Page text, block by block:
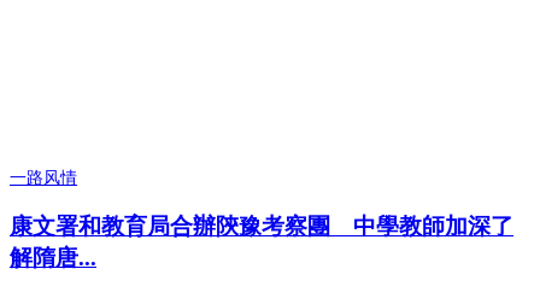
一路风情
康文署和教育局合辦陝豫考察團 中學教師加深了
解隋唐...